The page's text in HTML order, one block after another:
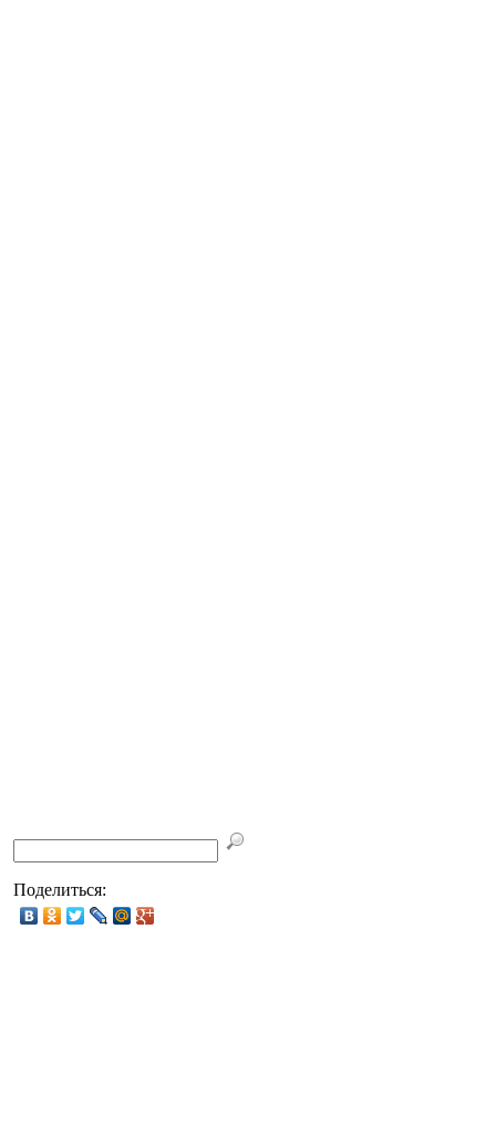
Поделиться: